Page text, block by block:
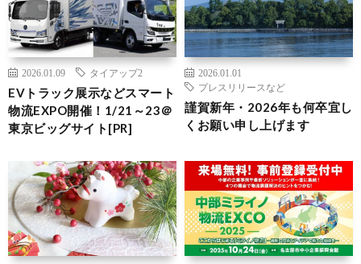
2026.01.09 タイアップ2
EVトラック展示などスマート
物流EXPO開催！1/21～23＠
東京ビッグサイト[PR]
2026.01.01
プレスリリースなど
謹賀新年・2026年も何卒宜し
くお願い申し上げます